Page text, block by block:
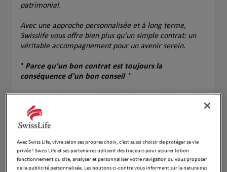
patrimonial.
Avec une approche personnalisée et à long terme,
Swisslife vous offre bien plus qu'un simple contrat: un
véritable accompagnement pour un avenir serein.
" Parce qu'un bon contrat est toujours la
conséquence d'un bon conseil "
Contactez Pierre pour bénéficier d'un conseil de qualité
et d'une tranquillité d'esprit durable.
Avec Swiss Life, vivre selon ses propres choix, c’est aussi choisir de protéger sa vie
privée ! Swiss Life et ses partenaires utilisent des traceurs pour assurer le bon
fonctionnement du site, analyser et personnaliser votre navigation ou vous proposer
de la publicité personnalisée. Les boutons ci-contre vous informent sur la nature des